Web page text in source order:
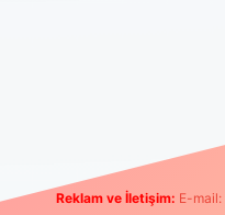
Reklam ve İletişim: E-mail: